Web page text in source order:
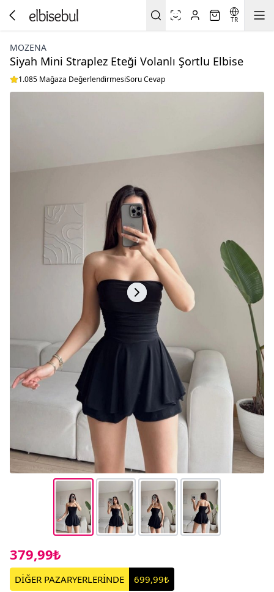
TR
MOZENA
Siyah Mini Straplez Eteği Volanlı Şortlu Elbise
1.085 Mağaza DeğerlendirmesiSoru Cevap
379,99₺
DİĞER PAZARYERLERİNDE 699,99₺